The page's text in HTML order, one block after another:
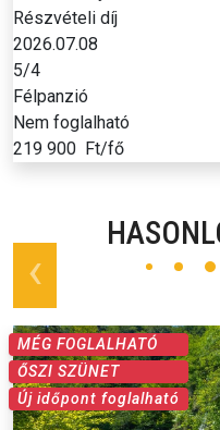
Részvételi díj
2026.07.08
5/4
Félpanzió
Nem foglalható
219 900 Ft/fő
MÉG FOGLALHATÓ
ŐSZI SZÜNET
Új időpont foglalható